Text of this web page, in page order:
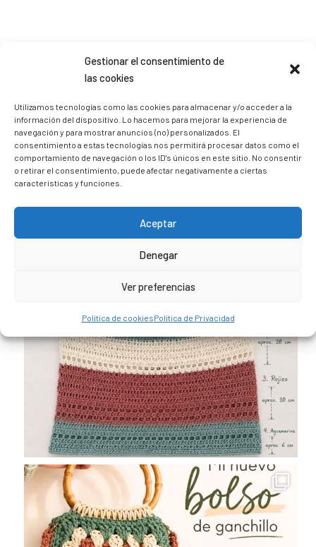
Gestionar el consentimiento de
las cookies
Utilizamos tecnologías como las cookies para almacenar y/o acceder a la
información del dispositivo. Lo hacemos para mejorar la experiencia de
navegación y para mostrar anuncios (no) personalizados. El
consentimiento a estas tecnologías nos permitirá procesar datos como el
comportamiento de navegación o los ID's únicos en este sitio. No consentir
o retirar el consentimiento, puede afectar negativamente a ciertas
características y funciones.
Aceptar
Denegar
Ver preferencias
Política de cookiesPolítica de Privacidad
Sígueme en Instagram
trizia_comopedroporsucasa
Freelance | Web | RRSS
Mi tienda de productos ECO
@lacatalina.shop
Alquila tu Autocaravana en
@caravana_go
Mi blog de viajes